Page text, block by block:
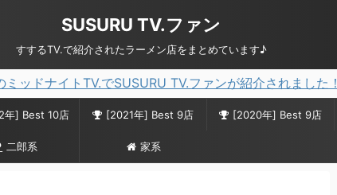
SUSURU TV.ファン
すするTV.で紹介されたラーメン店をまとめています♪
ミッドナイトTV.でSUSURU TV.ファンが紹介されました！
年] Best 10店 [2021年] Best 9店 [2020年] Best 9店
二郎系 家系